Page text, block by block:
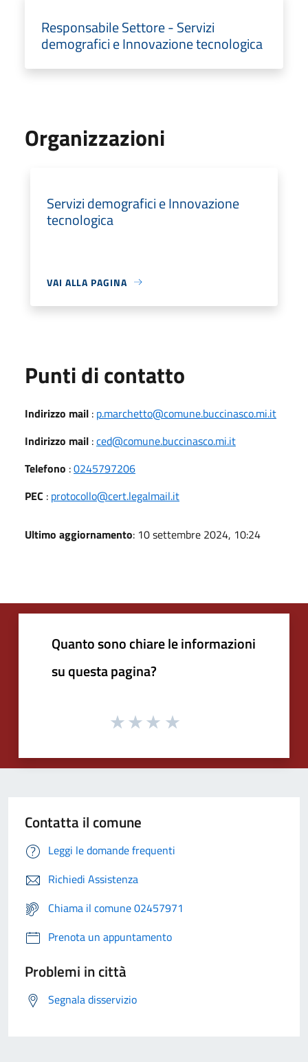
Responsabile Settore - Servizi
demografici e Innovazione tecnologica
Organizzazioni
Servizi demografici e Innovazione
tecnologica
VAI ALLA PAGINA
Punti di contatto
Indirizzo mail : p.marchetto@comune.buccinasco.mi.it
Indirizzo mail :ced@comune.buccinasco.mi.it
Telefono :0245797206
PEC : protocollo@cert.legalmail.it
Ultimo aggiornamento: 10 settembre 2024, 10:24
Quanto sono chiare le informazioni
su questa pagina?
Contatta il comune
Leggi le domande frequenti
Richiedi Assistenza
Chiama il comune 02457971
Prenota un appuntamento
Problemi in città
Segnala disservizio